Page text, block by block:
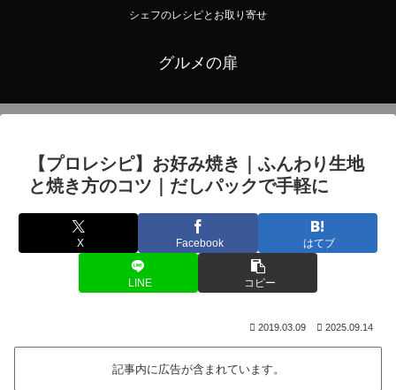
シェフのレシピとお取り寄せ
グルメの扉
【プロレシピ】お好み焼き｜ふんわり生地
と焼き方のコツ｜だしパックで手軽に
X Facebook はてブ
LINE コピー
2019.03.09 2025.09.14
記事内に広告が含まれています。